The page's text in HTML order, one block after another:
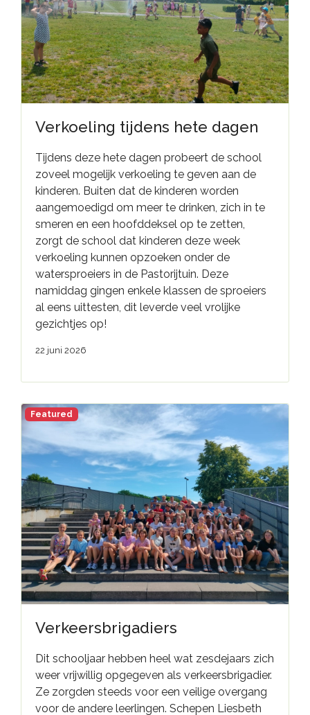
Verkoeling tijdens hete dagen
Tijdens deze hete dagen probeert de school
zoveel mogelijk verkoeling te geven aan de
kinderen. Buiten dat de kinderen worden
aangemoedigd om meer te drinken, zich in te
smeren en een hoofddeksel op te zetten,
zorgt de school dat kinderen deze week
verkoeling kunnen opzoeken onder de
watersproeiers in de Pastorijtuin. Deze
namiddag gingen enkele klassen de sproeiers
al eens uittesten, dit leverde veel vrolijke
gezichtjes op!
22 juni 2026
Featured
Verkeersbrigadiers
Dit schooljaar hebben heel wat zesdejaars zich
weer vrijwillig opgegeven als verkeersbrigadier.
Ze zorgden steeds voor een veilige overgang
voor de andere leerlingen. Schepen Liesbeth